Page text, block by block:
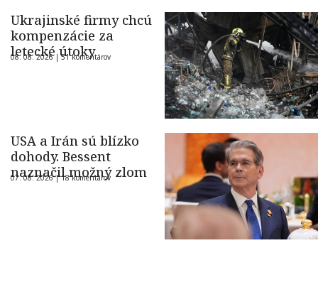
Ukrajinské firmy chcú
kompenzácie za
letecké útoky
08. 08. 2026 |51 komentárov
USA a Irán sú blízko
dohody. Bessent
naznačil možný zlom
07. 08. 2026 |18 komentárov